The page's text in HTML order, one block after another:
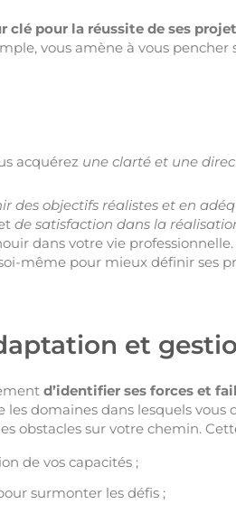
clé pour la réussite de ses
vous amène à vous pencher
acquérez une clarté et une
des objectifs réalistes et en
de satisfaction dans la
dans votre vie
même pour mieux définir ses
et
d’identifier ses forces et
domaines dans lesquels vous
obstacles sur votre chemin.
de vos capacités ;
surmonter les défis ;